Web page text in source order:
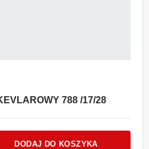
788 /17/28
DODAJ DO KOSZYKA